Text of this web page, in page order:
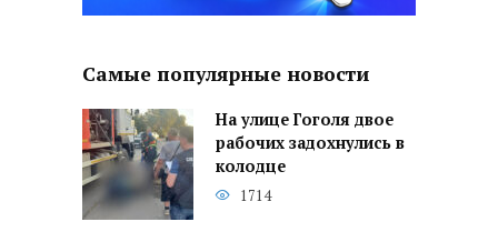
Самые популярные новости
На улице Гоголя двое
рабочих задохнулись в
колодце
1714